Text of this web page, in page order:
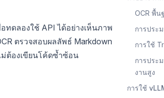
ทดลองใช้ API ได้อย่างเห็นภาพ
ตรวจสอบผลลัพธ์ Markdown
ต้องเขียนโค้ดซ้ำซ้อน
OCR พื้น
การประ
การใช้
การประ
งานสูง
การใช้